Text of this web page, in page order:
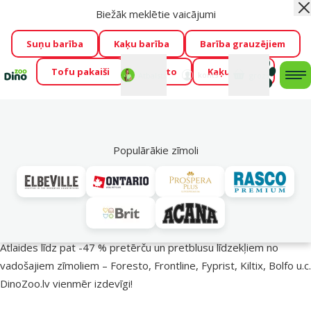
Visu mēnesi Dino Zoo piedāvā lieliskas cenas mīluļu TOP
barībām! 🍖→Skatīt piedāvājumu!
Fotokonkurss “GADA ŪSAIŅI”!
Varbūt tieši Tavs mīlulis
būs 2027. gada zvaigzne
→Piedalīties
Mans
konts
Biežāk meklētie vaicājumi
Suņu barība Kaķu barība Barība grauzējiem
Tofu pakaiši Foresto Kaķu mājas
Populārākie zīmoli
Pasargā savu mīluli 🕷️
Atlaides līdz pat -47 % pretērču un pretblusu līdzekļiem no
vadošajiem zīmoliem – Foresto, Frontline, Fyprist, Kiltix, Bolfo u.c.
DinoZoo.lv vienmēr izdevīgi!